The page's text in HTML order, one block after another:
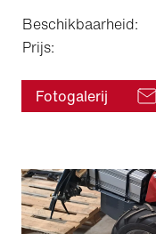
Beschikbaarheid:
Prijs:
Fotogalerij